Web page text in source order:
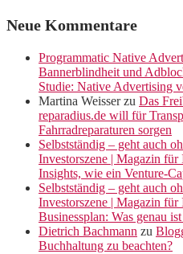
Neue Kommentare
Programmatic Native
Bannerblindheit und
Studie: Native Advertising
Martina Weisserzu Das
reparadius.de will für
Fahrradreparaturen sorgen
Selbstständig – geht auch
Investorszene | Magazin
Insights, wie ein Venture-
Selbstständig – geht auch
Investorszene | Magazin
Businessplan: Was genau ist
Dietrich Bachmann zu
Buchhaltung zu beachten?